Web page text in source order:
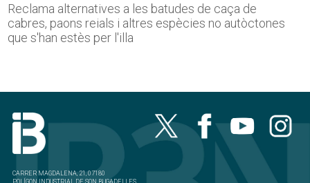
Reclama alternatives a les batudes de caça de
cabres, paons reials i altres espècies no autòctones
que s'han estès per l'illa
CARRER MAGDALENA, 21, 07180
POLÍGON INDUSTRIAL DE SON BUGADELLES